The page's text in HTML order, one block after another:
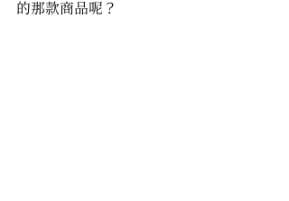
的那款商品呢？